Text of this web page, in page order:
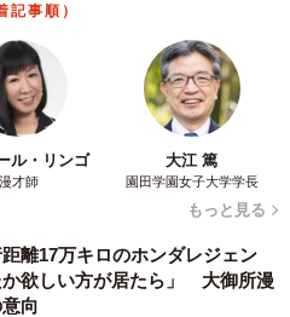
記事順）
ル・リンゴ
漫才師
大江 篤
園田学園女子大学学長
もっと見る
離17万キロのホンダレジェン
欲しい方が居たら」 大御所漫
向